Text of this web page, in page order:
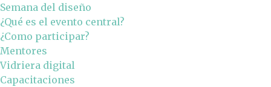
Semana del diseño
¿Qué es el evento central?
¿Como participar?
Mentores
Vidriera digital
Capacitaciones